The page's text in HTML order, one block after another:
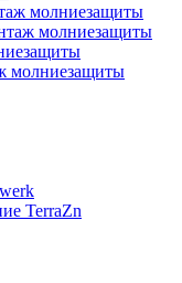
молниезащиты
молниезащиты
молниезащиты
TerraZn